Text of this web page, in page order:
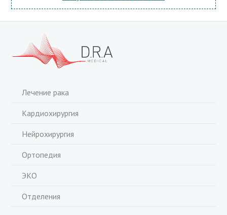
Лечение рака
Кардиохирургия
Нейрохирургия
Ортопедия
ЭКО
Отделения